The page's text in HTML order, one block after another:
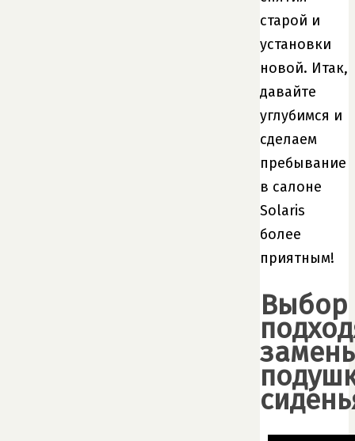
старой и
установки
новой. Итак,
давайте
углубимся и
сделаем
пребывание
в салоне
Solaris
более
приятным!
Выбор